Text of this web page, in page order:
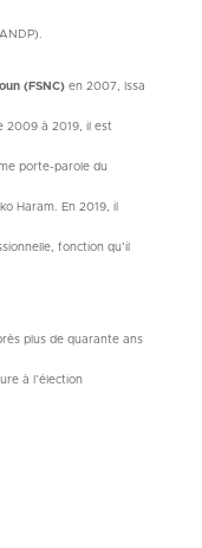
(FSNC) en 2007, Issa
2009 à 2019, il est
porte-parole du
Haram. En 2019, il
fonction qu’il
plus de quarante ans
à l’élection